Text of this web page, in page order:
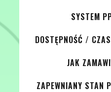
SYSTEM
DOSTĘPNOŚĆ /
JAK
ZAPEWNIANY STAN